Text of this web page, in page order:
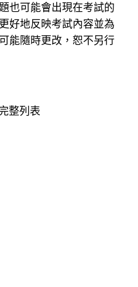
也可能會出現在考試的
好地反映考試內容並為
能隨時更改，恕不另行
整列表